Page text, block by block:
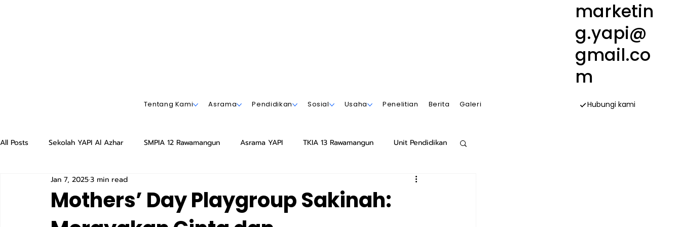
marketin
g.yapi@
gmail.co
m
Tentang Kami Asrama Pendidikan Sosial Usaha Penelitian Berita Galeri Hubungi kami
All Posts Sekolah YAPI Al Azhar SMPIA 12 Rawamangun Asrama YAPI TKIA 13 Rawamangun Unit Pendidikan
SDIA 13 Rawamangun YAPI
Playgroup Sakinah YAPI Rawamangun SMP Islam Al Azhar 12 Rawamangun
Mothers’ Day Playgroup Sakinah:
Jan 7, 20253 min read